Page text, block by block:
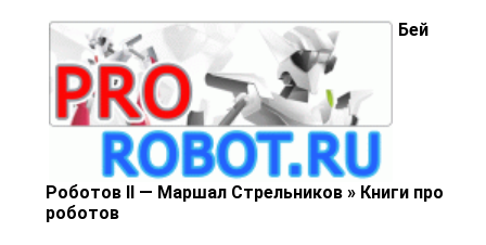
Бей
Роботов II — Маршал Стрельников » Книги про
роботов